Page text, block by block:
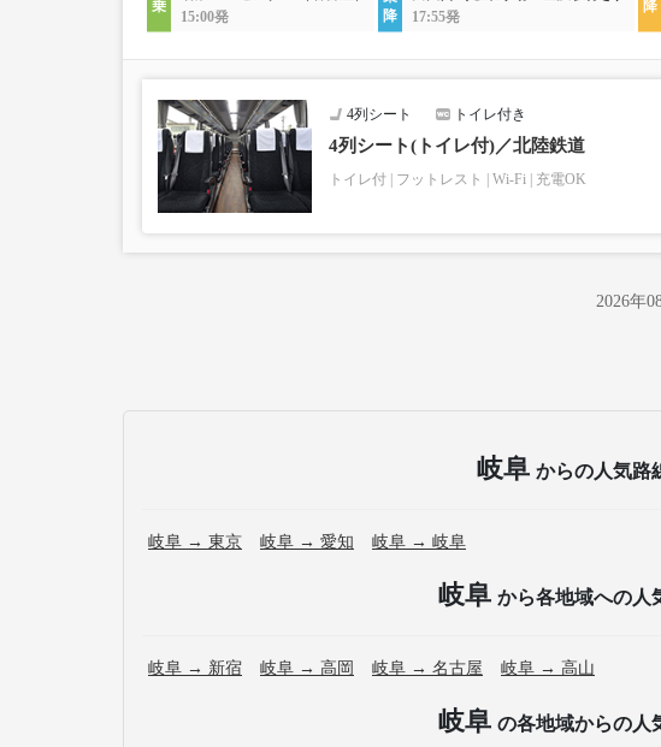
15:00発
17:55発
4列シート トイレ付き
4列シート(トイレ付)／北陸鉄道
トイレ付 フットレスト Wi-Fi 充電OK
2026年
岐阜 からの人気路
岐阜 → 東京 岐阜 → 愛知 岐阜 → 岐阜
岐阜 から各地域への人
岐阜 → 新宿 岐阜 → 高岡 岐阜 → 名古屋 岐阜 → 高山
岐阜 の各地域からの人